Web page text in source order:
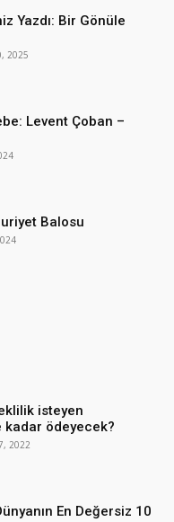
Yazdı: Bir Gönüle
2025
Levent Çoban –
Balosu
isteyen
ödeyecek?
2022
En Değersiz 10